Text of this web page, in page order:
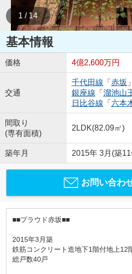
1 / 14
基本情報
価格 4億2,600万円
交通
千代田線 「 赤坂
銀座線 「 溜池山
日比谷線 「 六本
間取り
(専有面積)
2LDK(82.09㎡)
築年月 2015年 3月(築
お問い合わ
■■プラウド赤坂■■
2015年3月築
鉄筋コンクリート造地下1階付地上12
総戸数40戸